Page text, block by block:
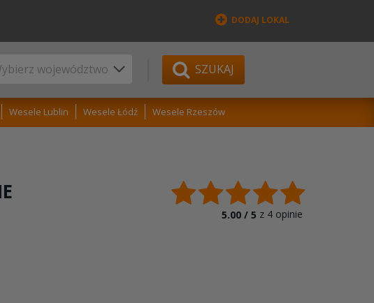
DODAJ LOKAL
SZUKAJ
Wesele Lublin Wesele Łódź Wesele Rzeszów
5.00 / 5 z 4 opinie